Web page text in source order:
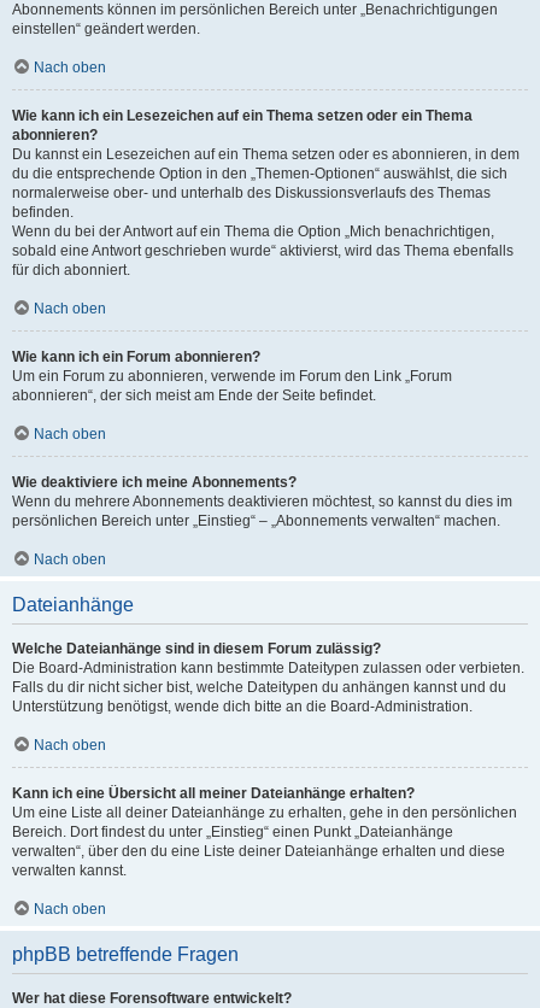
Abonnements können im persönlichen Bereich unter „Benachrichtigungen
einstellen“ geändert werden.
Nach oben
Wie kann ich ein Lesezeichen auf ein Thema setzen oder ein Thema
abonnieren?
Du kannst ein Lesezeichen auf ein Thema setzen oder es abonnieren, in dem
du die entsprechende Option in den „Themen-Optionen“ auswählst, die sich
normalerweise ober- und unterhalb des Diskussionsverlaufs des Themas
befinden.
Wenn du bei der Antwort auf ein Thema die Option „Mich benachrichtigen,
sobald eine Antwort geschrieben wurde“ aktivierst, wird das Thema ebenfalls
für dich abonniert.
Nach oben
Wie kann ich ein Forum abonnieren?
Um ein Forum zu abonnieren, verwende im Forum den Link „Forum
abonnieren“, der sich meist am Ende der Seite befindet.
Nach oben
Wie deaktiviere ich meine Abonnements?
Wenn du mehrere Abonnements deaktivieren möchtest, so kannst du dies im
persönlichen Bereich unter „Einstieg“ – „Abonnements verwalten“ machen.
Nach oben
Dateianhänge
Welche Dateianhänge sind in diesem Forum zulässig?
Die Board-Administration kann bestimmte Dateitypen zulassen oder verbieten.
Falls du dir nicht sicher bist, welche Dateitypen du anhängen kannst und du
Unterstützung benötigst, wende dich bitte an die Board-Administration.
Nach oben
Kann ich eine Übersicht all meiner Dateianhänge erhalten?
Um eine Liste all deiner Dateianhänge zu erhalten, gehe in den persönlichen
Bereich. Dort findest du unter „Einstieg“ einen Punkt „Dateianhänge
verwalten“, über den du eine Liste deiner Dateianhänge erhalten und diese
verwalten kannst.
Nach oben
phpBB betreffende Fragen
Wer hat diese Forensoftware entwickelt?